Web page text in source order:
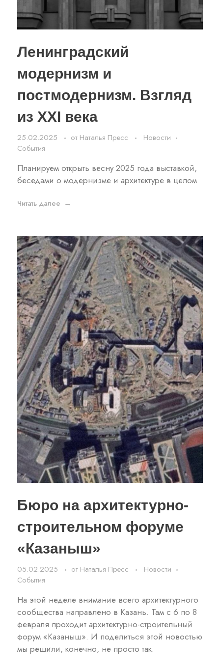
Ленинградский
модернизм и
постмодернизм. Взгляд
из XXI века
25.02.2025 от Наталья Пресс
Новости
События
Планируем открыть весну 2025 года выставкой,
беседами о модернизме и архитектуре в целом
Читать далее
Бюро на архитектурно-
строительном форуме
«Казаныш»
05.02.2025 от Наталья Пресс
Новости
События
На этой неделе внимание всего архитектурного
сообщества направлено в Казань. Там с 6 по 8
февраля проходит архитектурно-строительный
форум «Казаныш». И поделиться этой новостью
мы решили, конечно, не просто так.